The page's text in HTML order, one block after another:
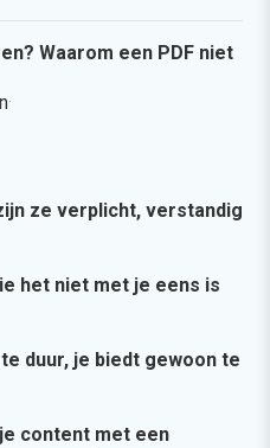
Waarom een PDF niet
·
ze verplicht, verstandig
het niet met je eens is
duur, je biedt gewoon te
content met een